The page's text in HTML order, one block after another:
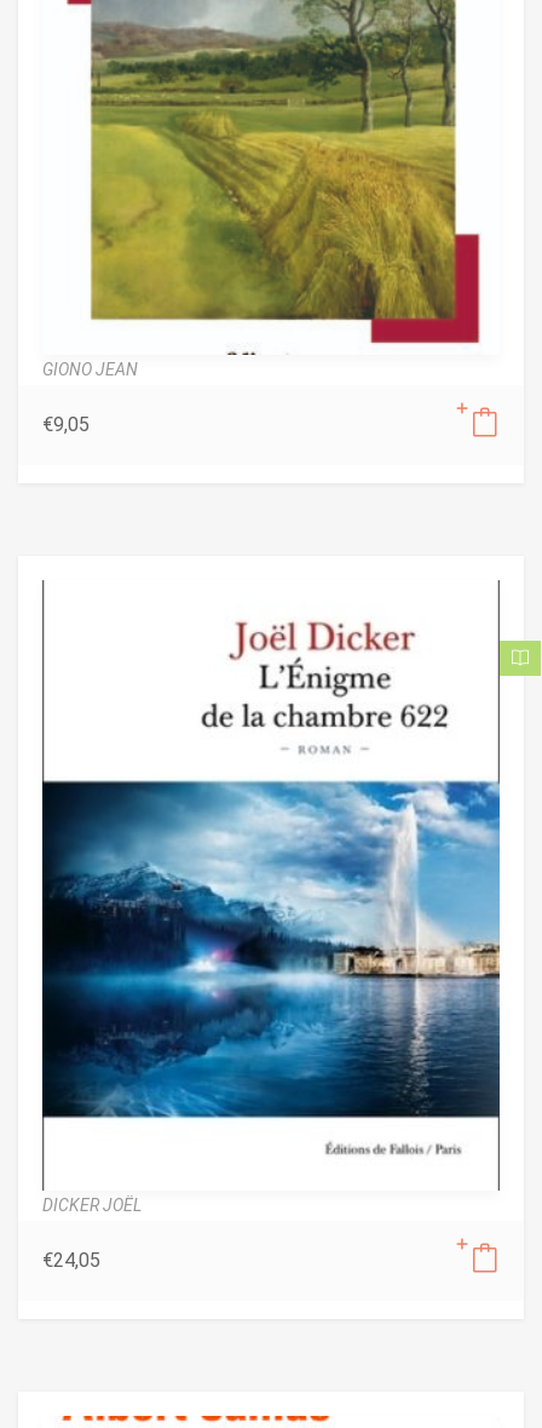
GIONO JEAN
€9,05
DICKER JOËL
€24,05